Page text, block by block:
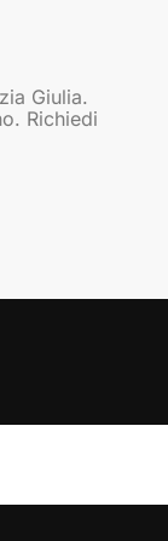
Giulia.
Richiedi